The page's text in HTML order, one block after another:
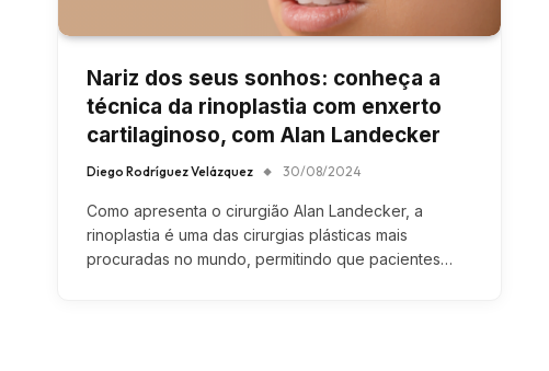
Nariz dos seus sonhos: conheça a
técnica da rinoplastia com enxerto
cartilaginoso, com Alan Landecker
Diego Rodríguez Velázquez 30/08/2024
Como apresenta o cirurgião Alan Landecker, a
rinoplastia é uma das cirurgias plásticas mais
procuradas no mundo, permitindo que pacientes…